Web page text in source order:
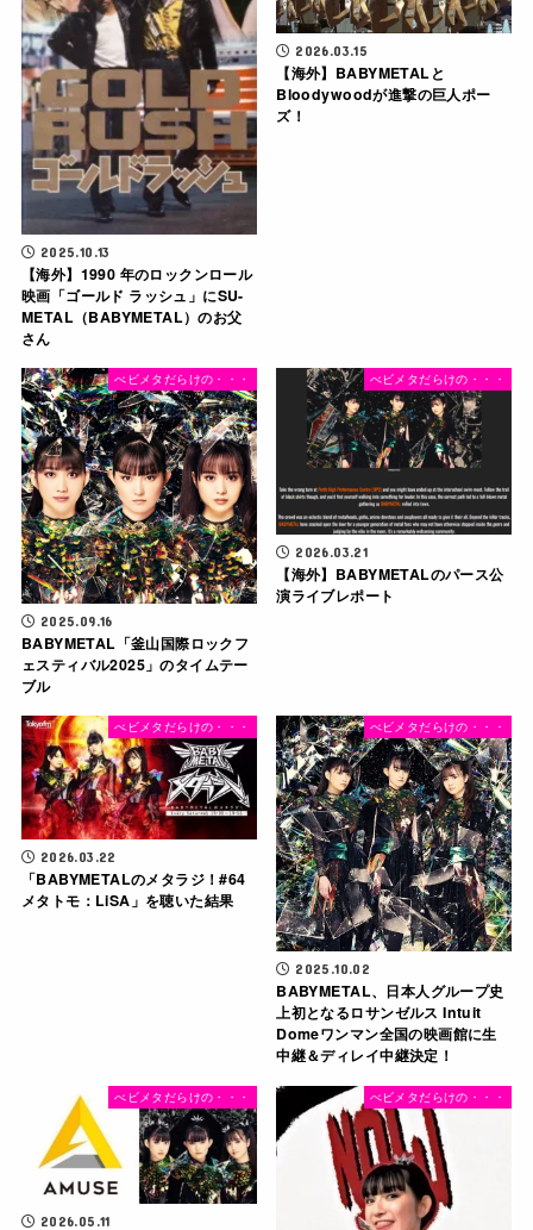
2025.10.13
【海外】1990 年のロックンロール
映画「ゴールド ラッシュ」にSU-
METAL（BABYMETAL）のお父
さん
2026.03.15
【海外】BABYMETALと
Bloodywoodが進撃の巨人ポー
ズ！
べビメタだらけの・・・
2025.09.16
BABYMETAL「釜山国際ロックフ
ェスティバル2025」のタイムテー
ブル
べビメタだらけの・・・
2026.03.21
【海外】BABYMETALのパース公
演ライブレポート
べビメタだらけの・・・
2026.03.22
「BABYMETALのメタラジ！#64
メタトモ：LiSA」を聴いた結果
べビメタだらけの・・・
2025.10.02
BABYMETAL、日本人グループ史
上初となるロサンゼルス Intuit
Domeワンマン全国の映画館に生
中継＆ディレイ中継決定！
べビメタだらけの・・・
2026.05.11
べビメタだらけの・・・